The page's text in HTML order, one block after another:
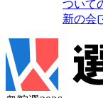
ついて
新の会